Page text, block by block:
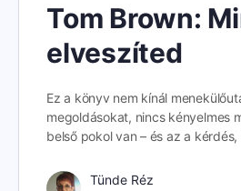
Tom Brown:
elveszíted
Ez a könyv nem kínál
megoldásokat, nincs kényelmes
belső pokol van – és az a
Tünde Réz